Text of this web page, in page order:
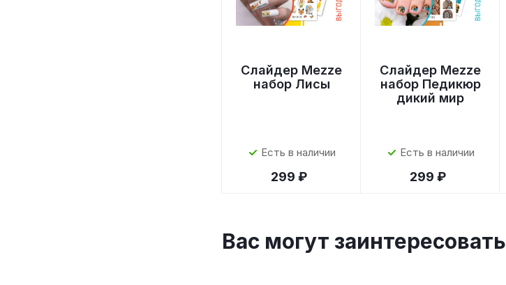
Слайдер Mezze
набор Лисы
Есть в наличии
299 ₽
Слайдер Mezze
набор Педикюр
дикий мир
Есть в наличии
299 ₽
Вас могут заинтересовать